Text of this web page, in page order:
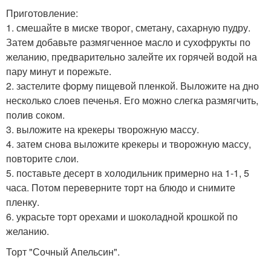
Приготовление:
1. смешайте в миске творог, сметану, сахарную пудру.
Затем добавьте размягченное масло и сухофрукты по
желанию, предварительно залейте их горячей водой на
пару минут и порежьте.
2. застелите форму пищевой пленкой. Выложите на дно
несколько слоев печенья. Его можно слегка размягчить,
полив соком.
3. выложите на крекеры творожную массу.
4. затем снова выложите крекеры и творожную массу,
повторите слои.
5. поставьте десерт в холодильник примерно на 1-1, 5
часа. Потом переверните торт на блюдо и снимите
пленку.
6. украсьте торт орехами и шоколадной крошкой по
желанию.
Торт "Сочный Апельсин".